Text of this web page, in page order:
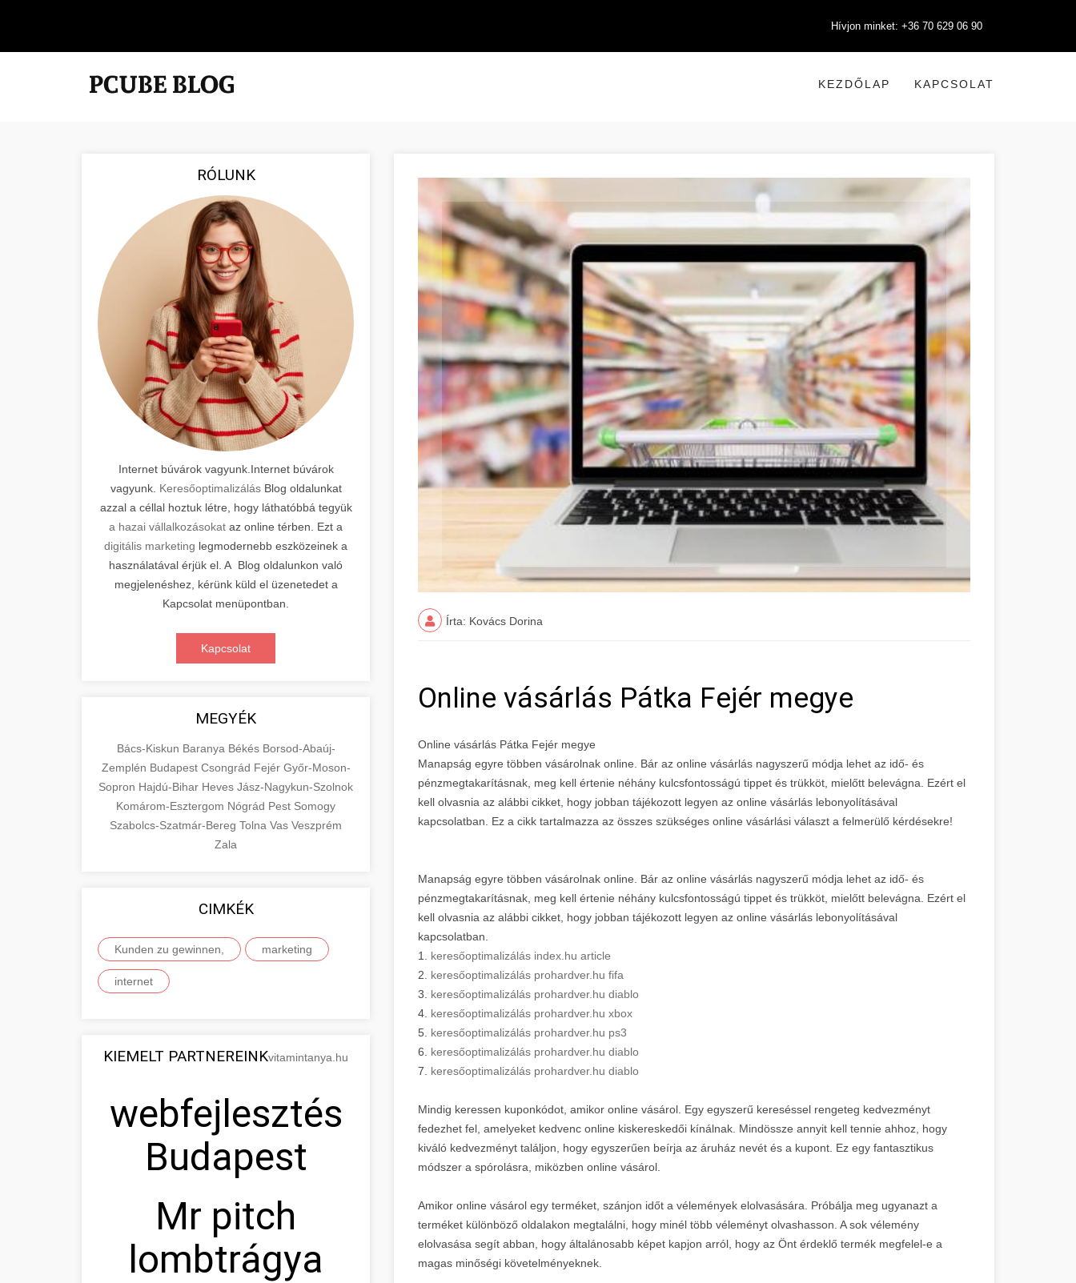
Hívjon minket: +36 70 629 06 90
KEZDŐLAP KAPCSOLAT
RÓLUNK
Internet búvárok vagyunk.Internet búvárok
vagyunk. KeresőoptimalizálásBlog oldalunkat
azzal a céllal hoztuk létre, hogy láthatóbbá tegyük
a hazai vállalkozásokat az online térben. Ezt a
digitális marketing legmodernebb eszközeinek a
használatával érjük el. A Blog oldalunkon való
megjelenéshez, kérünk küld el üzenetedet a
Kapcsolat menüpontban.
Kapcsolat
MEGYÉK
Bács-Kiskun Baranya Békés Borsod-Abaúj-
Zemplén Budapest Csongrád Fejér Győr-Moson-
Sopron Hajdú-Bihar Heves Jász-Nagykun-Szolnok
Komárom-Esztergom Nógrád Pest Somogy
Szabolcs-Szatmár-Bereg Tolna Vas Veszprém
Zala
CIMKÉK
Kunden zu gewinnen, marketing
internet
KIEMELT PARTNEREINKvitamintanya.hu
webfejlesztés
Budapest
Mr pitch
lombtrágya
Írta: Kovács Dorina
Online vásárlás Pátka Fejér megye
Online vásárlás Pátka Fejér megye
Manapság egyre többen vásárolnak online. Bár az online vásárlás nagyszerű módja lehet az idő- és
pénzmegtakarításnak, meg kell értenie néhány kulcsfontosságú tippet és trükköt, mielőtt belevágna. Ezért el
kell olvasnia az alábbi cikket, hogy jobban tájékozott legyen az online vásárlás lebonyolításával
kapcsolatban. Ez a cikk tartalmazza az összes szükséges online vásárlási választ a felmerülő kérdésekre!
Manapság egyre többen vásárolnak online. Bár az online vásárlás nagyszerű módja lehet az idő- és
pénzmegtakarításnak, meg kell értenie néhány kulcsfontosságú tippet és trükköt, mielőtt belevágna. Ezért el
kell olvasnia az alábbi cikket, hogy jobban tájékozott legyen az online vásárlás lebonyolításával
kapcsolatban.
1. keresőoptimalizálás index.hu article
2. keresőoptimalizálás prohardver.hu fifa
3. keresőoptimalizálás prohardver.hu diablo
4. keresőoptimalizálás prohardver.hu xbox
5. keresőoptimalizálás prohardver.hu ps3
6. keresőoptimalizálás prohardver.hu diablo
7. keresőoptimalizálás prohardver.hu diablo
Mindig keressen kuponkódot, amikor online vásárol. Egy egyszerű kereséssel rengeteg kedvezményt
fedezhet fel, amelyeket kedvenc online kiskereskedői kínálnak. Mindössze annyit kell tennie ahhoz, hogy
kiváló kedvezményt találjon, hogy egyszerűen beírja az áruház nevét és a kupont. Ez egy fantasztikus
módszer a spórolásra, miközben online vásárol.
Amikor online vásárol egy terméket, szánjon időt a vélemények elolvasására. Próbálja meg ugyanazt a
terméket különböző oldalakon megtalálni, hogy minél több véleményt olvashasson. A sok vélemény
elolvasása segít abban, hogy általánosabb képet kapjon arról, hogy az Önt érdeklő termék megfelel-e a
magas minőségi követelményeknek.